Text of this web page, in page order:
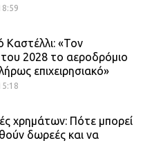
Καστέλλι: «Τον
2028 το αεροδρόμιο
επιχειρησιακό»
χρημάτων: Πότε μπορεί
δωρεές και να